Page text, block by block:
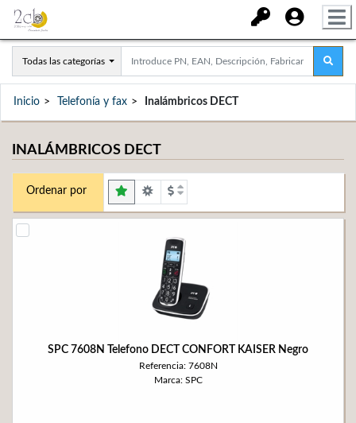
Todas las categorías
Inicio Telefonía y fax Inalámbricos DECT
INALÁMBRICOS DECT
Ordenar por
SPC 7608N Telefono DECT CONFORT KAISER Negro
Referencia: 7608N
Marca: SPC